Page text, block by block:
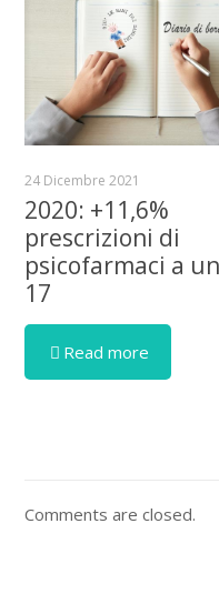
24 Dicembre 2021
2020: +11,6%
prescrizioni di
psicofarmaci a
17
Read more
Comments are closed.